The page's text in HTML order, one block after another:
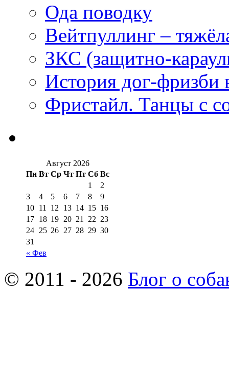
Ода поводку
Вейтпуллинг –
ЗКС (защитно-
История дог-фризби
Фристайл. Танцы с
Август 2026
Пн Вт Ср Чт Пт Сб Вс
« Фев
1
2
3
4 5 6 7 8
9
10 11 12 13 14 15 16
17 18 19 20 21 22 23
24 25 26 27 28 29 30
31
© 2011 - 2026 Блог о